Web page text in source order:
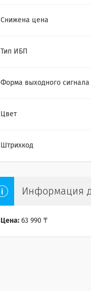
Снижена цена
Тип ИБП
Форма выходного сигнала
Цвет
Штрихкод
Информация
Цена: 63 990 ₸